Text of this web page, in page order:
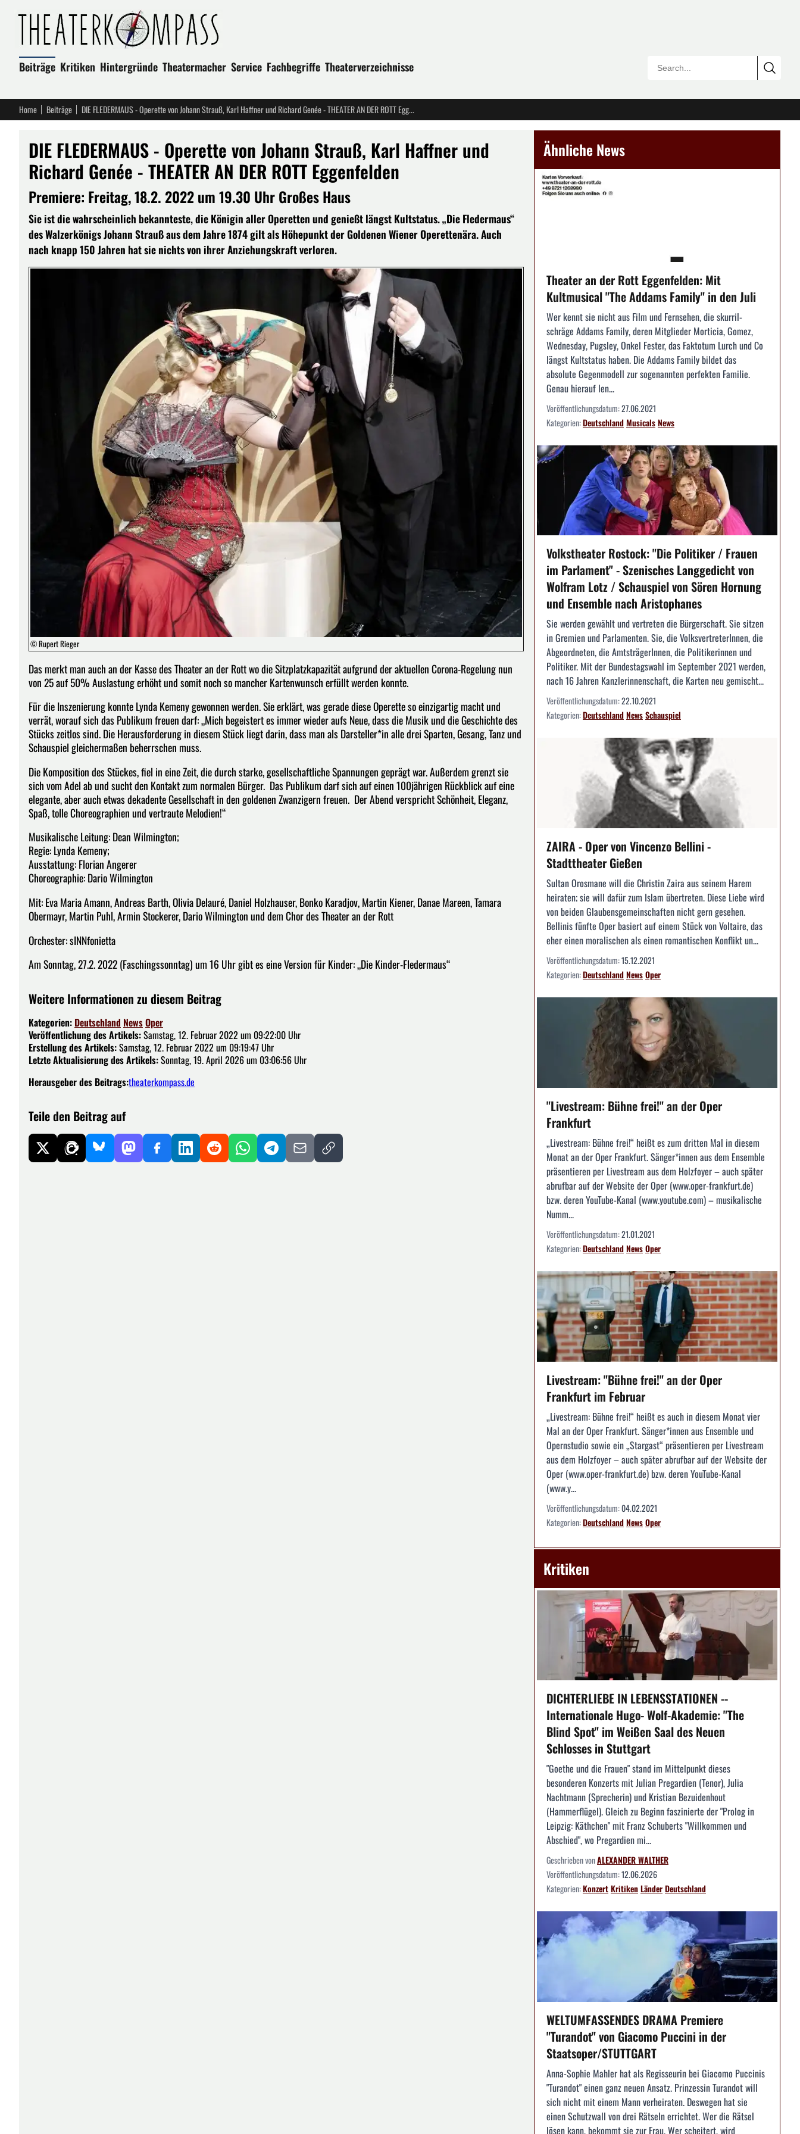
Beiträge Kritiken Hintergründe Theatermacher Service Fachbegriffe Theaterverzeichnisse
Home Beiträge DIE FLEDERMAUS - Operette von Johann Strauß, Karl Haffner und Richard Genée - THEATER AN DER ROTT Eggenfelden
DIE FLEDERMAUS - Operette von Johann Strauß, Karl Haffner und
Richard Genée - THEATER AN DER ROTT Eggenfelden
Premiere: Freitag, 18.2. 2022 um 19.30 Uhr Großes Haus
Sie ist die wahrscheinlich bekannteste, die Königin aller Operetten und genießt längst Kultstatus. „Die Fledermaus“
des Walzerkönigs Johann Strauß aus dem Jahre 1874 gilt als Höhepunkt der Goldenen Wiener Operettenära. Auch
nach knapp 150 Jahren hat sie nichts von ihrer Anziehungskraft verloren.
© Rupert Rieger
Das merkt man auch an der Kasse des Theater an der Rott wo die Sitzplatzkapazität aufgrund der aktuellen Corona-Regelung nun
von 25 auf 50% Auslastung erhöht und somit noch so mancher Kartenwunsch erfüllt werden konnte.
Für die Inszenierung konnte Lynda Kemeny gewonnen werden. Sie erklärt, was gerade diese Operette so einzigartig macht und
verrät, worauf sich das Publikum freuen darf: „Mich begeistert es immer wieder aufs Neue, dass die Musik und die Geschichte des
Stücks zeitlos sind. Die Herausforderung in diesem Stück liegt darin, dass man als Darsteller*in alle drei Sparten, Gesang, Tanz und
Schauspiel gleichermaßen beherrschen muss.
Die Komposition des Stückes, fiel in eine Zeit, die durch starke, gesellschaftliche Spannungen geprägt war. Außerdem grenzt sie
sich vom Adel ab und sucht den Kontakt zum normalen Bürger. Das Publikum darf sich auf einen 100jährigen Rückblick auf eine
elegante, aber auch etwas dekadente Gesellschaft in den goldenen Zwanzigern freuen. Der Abend verspricht Schönheit, Eleganz,
Spaß, tolle Choreographien und vertraute Melodien!“
Musikalische Leitung: Dean Wilmington;
Regie: Lynda Kemeny;
Ausstattung: Florian Angerer
Choreographie: Dario Wilmington
Mit: Eva Maria Amann, Andreas Barth, Olivia Delauré, Daniel Holzhauser, Bonko Karadjov, Martin Kiener, Danae Mareen, Tamara
Obermayr, Martin Puhl, Armin Stockerer, Dario Wilmington und dem Chor des Theater an der Rott
Orchester: sINNfonietta
Am Sonntag, 27.2. 2022 (Faschingssonntag) um 16 Uhr gibt es eine Version für Kinder: „Die Kinder-Fledermaus“
Weitere Informationen zu diesem Beitrag
Kategorien: Deutschland NewsOper
Veröffentlichung des Artikels:Samstag, 12. Februar 2022 um 09:22:00 Uhr
Erstellung des Artikels:Samstag, 12. Februar 2022 um 09:19:47 Uhr
Letzte Aktualisierung des Artikels:Sonntag, 19. April 2026 um 03:06:56 Uhr
Herausgeber des Beitrags:theaterkompass.de
Teile den Beitrag auf
Ähnliche News
Theater an der Rott Eggenfelden: Mit
Kultmusical "The Addams Family" in den Juli
Wer kennt sie nicht aus Film und Fernsehen, die skurril-
schräge Addams Family, deren Mitglieder Morticia, Gomez,
Wednesday, Pugsley, Onkel Fester, das Faktotum Lurch und Co
längst Kultstatus haben. Die Addams Family bildet das
absolute Gegenmodell zur sogenannten perfekten Familie.
Genau hierauf len...
Veröffentlichungsdatum:27.06.2021
Kategorien:DeutschlandMusicalsNews
Volkstheater Rostock: "Die Politiker / Frauen
im Parlament" - Szenisches Langgedicht von
Wolfram Lotz / Schauspiel von Sören Hornung
und Ensemble nach Aristophanes
Sie werden gewählt und vertreten die Bürgerschaft. Sie sitzen
in Gremien und Parlamenten. Sie, die VolksvertreterInnen, die
Abgeordneten, die AmtsträgerInnen, die Politikerinnen und
Politiker. Mit der Bundestagswahl im September 2021 werden,
nach 16 Jahren Kanzlerinnenschaft, die Karten neu gemischt...
Veröffentlichungsdatum:22.10.2021
Kategorien:DeutschlandNewsSchauspiel
ZAIRA - Oper von Vincenzo Bellini -
Stadttheater Gießen
Sultan Orosmane will die Christin Zaira aus seinem Harem
heiraten; sie will dafür zum Islam übertreten. Diese Liebe wird
von beiden Glaubensgemeinschaften nicht gern gesehen.
Bellinis fünfte Oper basiert auf einem Stück von Voltaire, das
eher einen moralischen als einen romantischen Konflikt un...
Veröffentlichungsdatum:15.12.2021
Kategorien:DeutschlandNewsOper
"Livestream: Bühne frei!" an der Oper
Frankfurt
„Livestream: Bühne frei!“ heißt es zum dritten Mal in diesem
Monat an der Oper Frankfurt. Sänger*innen aus dem Ensemble
präsentieren per Livestream aus dem Holzfoyer – auch später
abrufbar auf der Website der Oper (www.oper-frankfurt.de)
bzw. deren YouTube-Kanal (www.youtube.com) – musikalische
Numm...
Veröffentlichungsdatum:21.01.2021
Kategorien:DeutschlandNewsOper
Livestream: "Bühne frei!" an der Oper
Frankfurt im Februar
„Livestream: Bühne frei!“ heißt es auch in diesem Monat vier
Mal an der Oper Frankfurt. Sänger*innen aus Ensemble und
Opernstudio sowie ein „Stargast“ präsentieren per Livestream
aus dem Holzfoyer – auch später abrufbar auf der Website der
Oper (www.oper-frankfurt.de) bzw. deren YouTube-Kanal
(www.y...
Veröffentlichungsdatum:04.02.2021
Kategorien:DeutschlandNewsOper
Kritiken
DICHTERLIEBE IN LEBENSSTATIONEN --
Internationale Hugo- Wolf-Akademie: "The
Blind Spot" im Weißen Saal des Neuen
Schlosses in Stuttgart
"Goethe und die Frauen" stand im Mittelpunkt dieses
besonderen Konzerts mit Julian Pregardien (Tenor), Julia
Nachtmann (Sprecherin) und Kristian Bezuidenhout
(Hammerflügel). Gleich zu Beginn faszinierte der "Prolog in
Leipzig: Käthchen" mit Franz Schuberts "Willkommen und
Abschied", wo Pregardien mi...
Geschrieben vonALEXANDER WALTHER
Veröffentlichungsdatum:12.06.2026
Kategorien:KonzertKritikenLänderDeutschland
WELTUMFASSENDES DRAMA Premiere
"Turandot" von Giacomo Puccini in der
Staatsoper/STUTTGART
Anna-Sophie Mahler hat als Regisseurin bei Giacomo Puccinis
"Turandot" einen ganz neuen Ansatz. Prinzessin Turandot will
sich nicht mit einem Mann verheiraten. Deswegen hat sie
einen Schutzwall von drei Rätseln errichtet. Wer die Rätsel
lösen kann, bekommt sie zur Frau. Wer scheitert, wird